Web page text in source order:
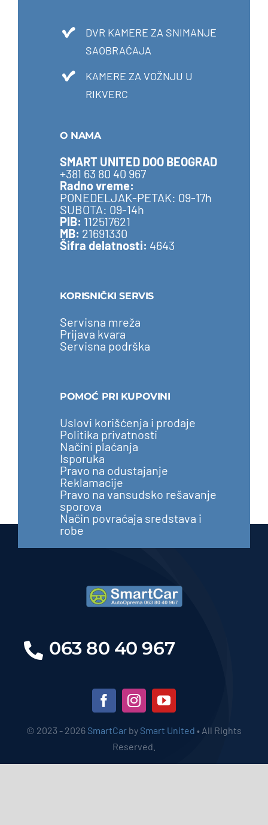
DVR KAMERE ZA SNIMANJE
SAOBRAĆAJA
KAMERE ZA VOŽNJU U
RIKVERC
O NAMA
SMART UNITED DOO BEOGRAD
+381 63 80 40 967
Radno vreme:
PONEDELJAK-PETAK: 09-17h
SUBOTA: 09-14h
PIB: 112517621
MB: 21691330
Šifra delatnosti: 4643
KORISNIČKI SERVIS
Servisna mreža
Prijava kvara
Servisna podrška
POMOĆ PRI KUPOVINI
Uslovi korišćenja i prodaje
Politika privatnosti
Načini plaćanja
Isporuka
Pravo na odustajanje
Reklamacije
Pravo na vansudsko rešavanje
sporova
Način povraćaja sredstava i
robe
063 80 40 967
© 2023 - 2026 SmartCar by Smart United • All Rights
Reserved.